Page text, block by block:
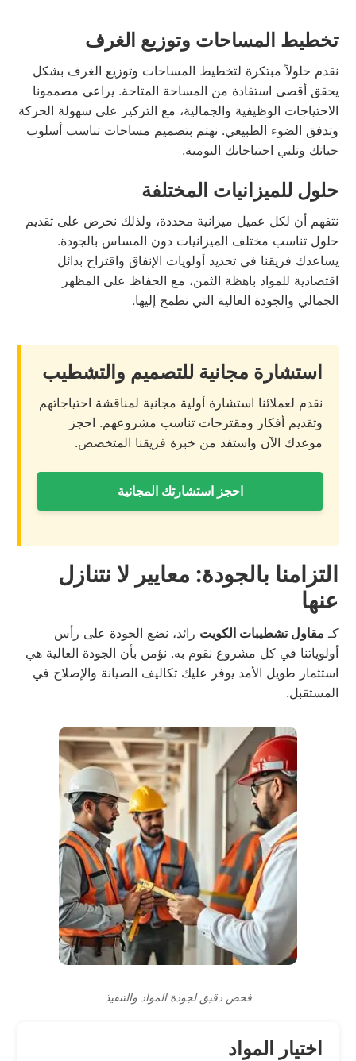
تخطيط المساحات وتوزيع الغرف
نقدم حلولاً مبتكرة لتخطيط المساحات وتوزيع الغرف بشكل
يحقق أقصى استفادة من المساحة المتاحة. يراعي مصممونا
الاحتياجات الوظيفية والجمالية، مع التركيز على سهولة الحركة
وتدفق الضوء الطبيعي. نهتم بتصميم مساحات تناسب أسلوب
حياتك وتلبي احتياجاتك اليومية.
حلول للميزانيات المختلفة
نتفهم أن لكل عميل ميزانية محددة، ولذلك نحرص على تقديم
حلول تناسب مختلف الميزانيات دون المساس بالجودة.
يساعدك فريقنا في تحديد أولويات الإنفاق واقتراح بدائل
اقتصادية للمواد باهظة الثمن، مع الحفاظ على المظهر
الجمالي والجودة العالية التي تطمح إليها.
استشارة مجانية للتصميم والتشطيب
نقدم لعملائنا استشارة أولية مجانية لمناقشة احتياجاتهم
وتقديم أفكار ومقترحات تناسب مشروعهم. احجز
موعدك الآن واستفد من خبرة فريقنا المتخصص.
احجز استشارتك المجانية
التزامنا بالجودة: معايير لا نتنازل
عنها
كـ مقاول تشطيبات الكويت رائد، نضع الجودة على رأس
أولوياتنا في كل مشروع نقوم به. نؤمن بأن الجودة العالية هي
استثمار طويل الأمد يوفر عليك تكاليف الصيانة والإصلاح في
المستقبل.
فحص دقيق لجودة المواد والتنفيذ
اختيار المواد